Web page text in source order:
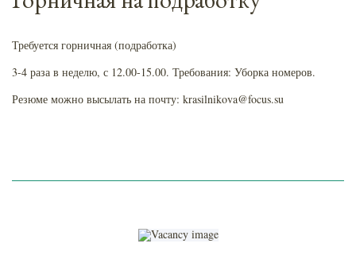
Требуется горничная (подработка)
3-4 раза в неделю, с 12.00-15.00. Требования: Уборка номеров.
Резюме можно высылать на почту: krasilnikova@focus.su